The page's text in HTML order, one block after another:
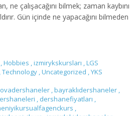
ne çalışacağını bilmek; zaman kaybını
Gün içinde ne yapacağını bilmeden
,Hobbies ,izmirykskursları ,LGS
,Technology ,Uncategorized ,YKS
,bayraklıdershaneler ,
, dershanefiyatları ,
,